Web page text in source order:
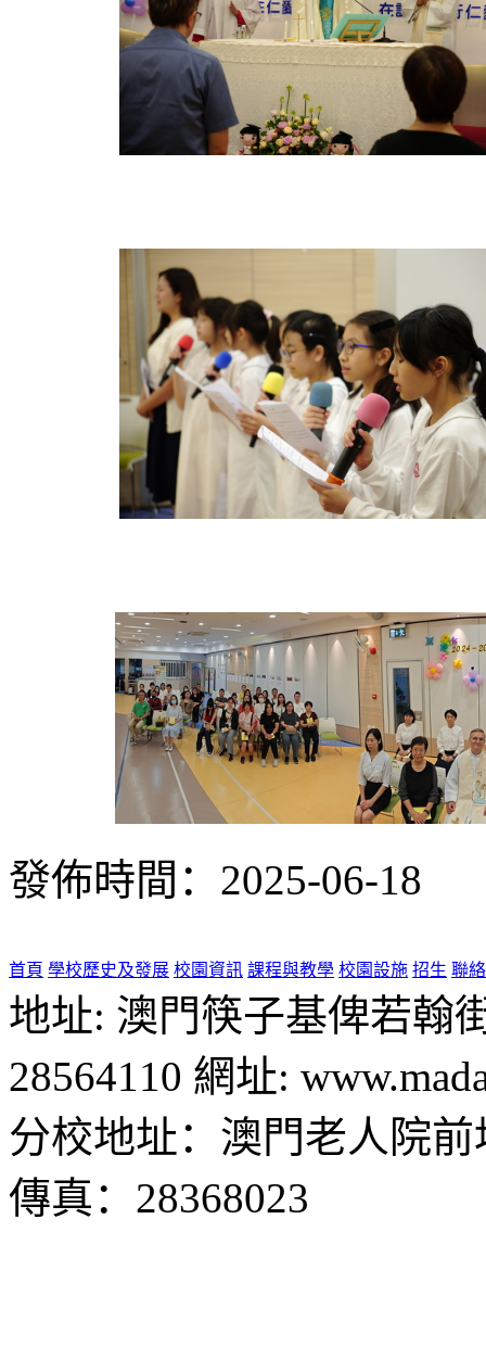
發佈時間：2025-06-18
首頁 學校歷史及發展 校園資訊 課程與教學 校園設施 招生 聯
地址: 澳門筷子基俾若翰
28564110 網址:
分校地址：澳門老人院
傳真：28368023